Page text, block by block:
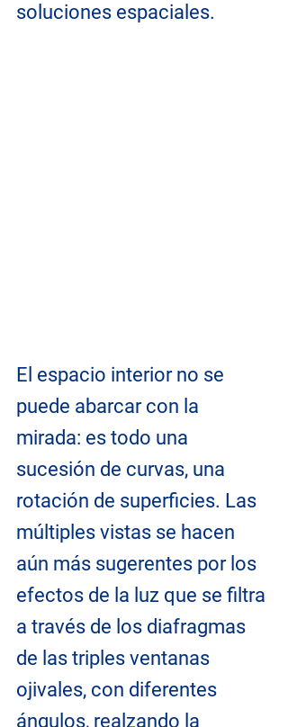
soluciones espaciales.
El espacio interior no se
puede abarcar con la
mirada: es todo una
sucesión de curvas, una
rotación de superficies. Las
múltiples vistas se hacen
aún más sugerentes por los
efectos de la luz que se filtra
a través de los diafragmas
de las triples ventanas
ojivales, con diferentes
ángulos, realzando la